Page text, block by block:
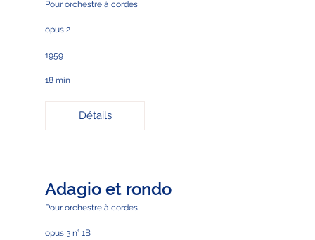
Pour orchestre à cordes
opus 2
1959
18 min
Détails
Adagio et rondo
Pour orchestre à cordes
opus 3 n° 1B